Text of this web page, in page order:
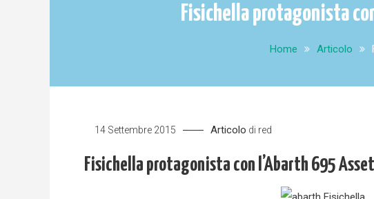
Fisichella protagonista
Home Articolo
14 Settembre 2015 Articolo di red
Fisichella protagonista con l’Abarth 695